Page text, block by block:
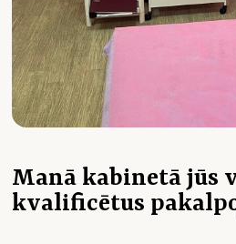
Manā kabinetā jūs
kvalificētus